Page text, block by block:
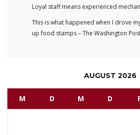
Loyal staff means experienced
This is what happened when I drove
up food stamps – The Washington
AUGUST 2026
M D M D